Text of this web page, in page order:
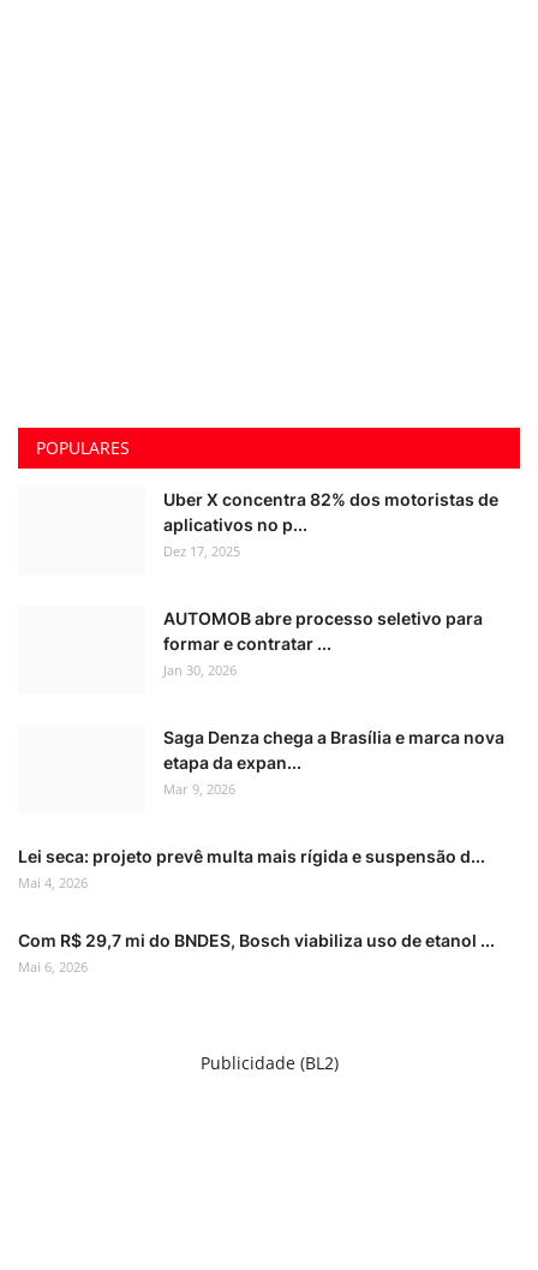
POPULARES
Uber X concentra 82% dos motoristas de
aplicativos no p...
Dez 17, 2025
AUTOMOB abre processo seletivo para
formar e contratar ...
Jan 30, 2026
Saga Denza chega a Brasília e marca nova
etapa da expan...
Mar 9, 2026
Lei seca: projeto prevê multa mais rígida e suspensão d...
Mai 4, 2026
Com R$ 29,7 mi do BNDES, Bosch viabiliza uso de etanol ...
Mai 6, 2026
Publicidade (BL2)